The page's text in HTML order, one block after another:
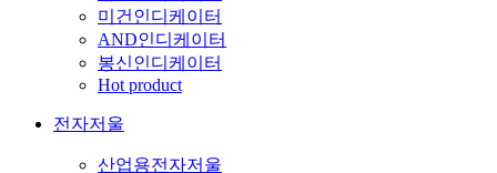
미건인디케이터
AND인디케이터
봉신인디케이터
Hot product
전자저울
산업용전자저울